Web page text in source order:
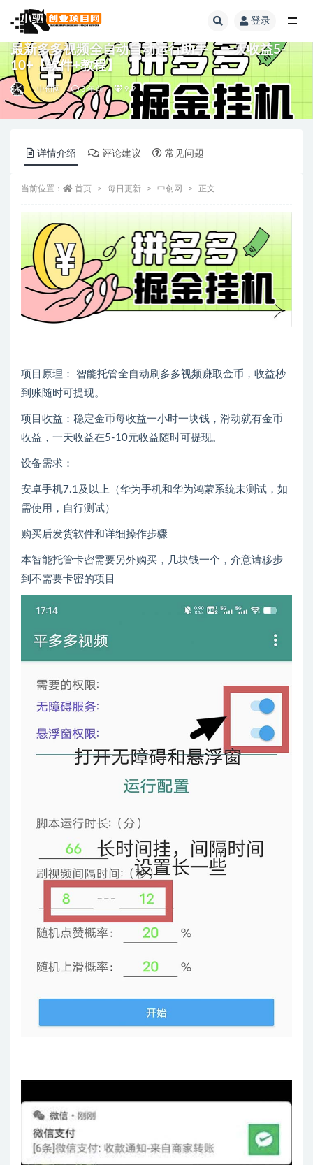
登录
最新多多视频全自动自动运行助手，一天收益5-
10+【软件+教程】
中创网 3 年前 9.9
详情介绍 评论建议 常见问题
当前位置： 首页 每日更新 中创网 正文
项目原理： 智能托管全自动刷多多视频赚取金币，收益秒
到账随时可提现。
项目收益：稳定金币每收益一小时一块钱，滑动就有金币
收益，一天收益在5-10元收益随时可提现。
设备需求：
安卓手机7.1及以上（华为手机和华为鸿蒙系统未测试，如
需使用，自行测试）
购买后发货软件和详细操作步骤
本智能托管卡密需要另外购买，几块钱一个，介意请移步
到不需要卡密的项目